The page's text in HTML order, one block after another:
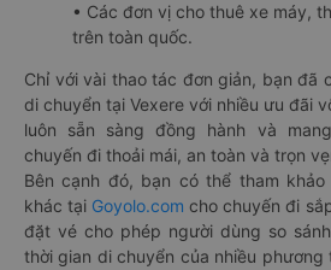
• Các đơn vị cho thuê xe máy,
trên toàn quốc.
Chỉ với vài thao tác đơn giản, bạn đã
di chuyển tại Vexere với nhiều ưu đãi
luôn sẵn sàng đồng hành và
chuyến đi thoải mái, an toàn và trọn
Bên cạnh đó, bạn có thể tham
khác tại Goyolo.com cho chuyến đi
đặt vé cho phép người dùng so
thời gian di chuyển của nhiều